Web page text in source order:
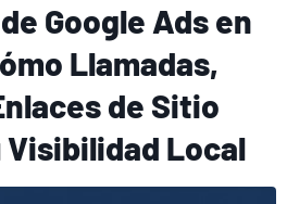
Google Ads en
Llamadas,
de Sitio
Local